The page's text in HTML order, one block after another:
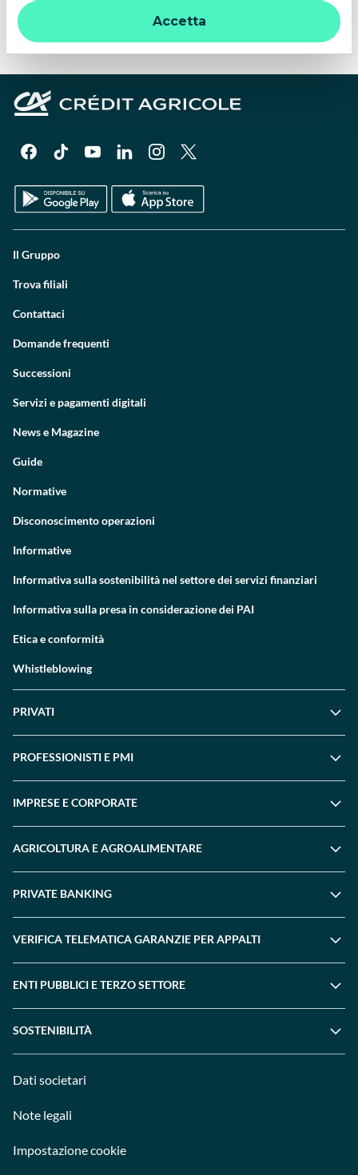
ulteriori informazioni:
informativa privacy
Accetta
Esemplificazione degli effetti della sospensione.
Il Gruppo
Trova filiali
Contattaci
Domande frequenti
Successioni
Servizi e pagamenti digitali
News e Magazine
Guide
Normative
Disconoscimento operazioni
Informative
Informativa sulla sostenibilità nel settore dei servizi finanziari
Informativa sulla presa in considerazione dei PAI
Etica e conformità
Whistleblowing
PRIVATI
PROFESSIONISTI E PMI
IMPRESE E CORPORATE
AGRICOLTURA E AGROALIMENTARE
PRIVATE BANKING
VERIFICA TELEMATICA GARANZIE PER APPALTI
ENTI PUBBLICI E TERZO SETTORE
SOSTENIBILITÀ
Dati societari
Note legali
Impostazione cookie